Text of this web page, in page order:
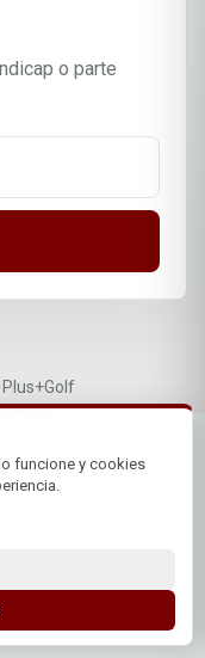
o parte
funcione y cookies